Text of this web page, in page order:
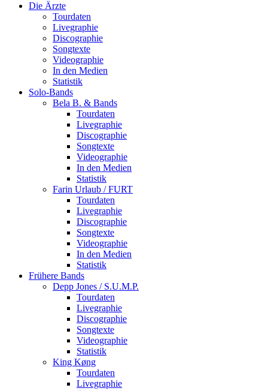
Die Ärzte
Tourdaten
Livegraphie
Discographie
Songtexte
Videographie
In den Medien
Statistik
Solo-Bands
Bela B. & Bands
Tourdaten
Livegraphie
Discographie
Songtexte
Videographie
In den Medien
Statistik
Farin Urlaub / FURT
Tourdaten
Livegraphie
Discographie
Songtexte
Videographie
In den Medien
Statistik
Frühere Bands
Depp Jones / S.U.M.P.
Tourdaten
Livegraphie
Discographie
Songtexte
Videographie
Statistik
King Køng
Tourdaten
Livegraphie